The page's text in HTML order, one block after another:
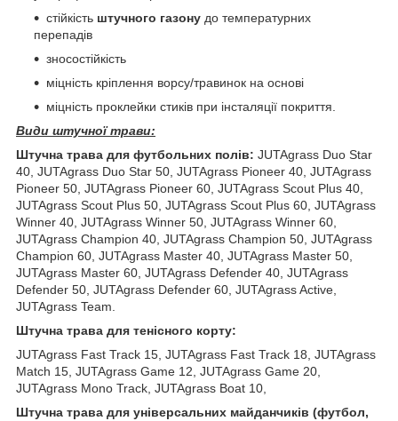
стійкість штучного газону до температурних
перепадів
зносостійкість
міцність кріплення ворсу/травинок на основі
міцність проклейки стиків при інсталяції покриття.
Види штучної трави:
Штучна трава для футбольних полів: JUTAgrass Duo Star
40, JUTAgrass Duo Star 50, JUTAgrass Pioneer 40, JUTAgrass
Pioneer 50, JUTAgrass Pioneer 60, JUTAgrass Scout Plus 40,
JUTAgrass Scout Plus 50, JUTAgrass Scout Plus 60, JUTAgrass
Winner 40, JUTAgrass Winner 50, JUTAgrass Winner 60,
JUTAgrass Champion 40, JUTAgrass Champion 50, JUTAgrass
Champion 60, JUTAgrass Master 40, JUTAgrass Master 50,
JUTAgrass Master 60, JUTAgrass Defender 40, JUTAgrass
Defender 50, JUTAgrass Defender 60, JUTAgrass Active,
JUTAgrass Team.
Штучна трава для тенісного корту:
JUTAgrass Fast Track 15, JUTAgrass Fast Track 18, JUTAgrass
Match 15, JUTAgrass Game 12, JUTAgrass Game 20,
JUTAgrass Mono Track, JUTAgrass Boat 10,
Штучна трава для універсальних майданчиків (футбол,